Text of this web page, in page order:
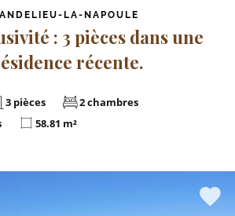
LA-NAPOULE
: 3 pièces dans une
récente.
3 pièces
2 chambres
58.81 m²